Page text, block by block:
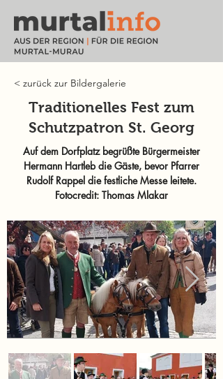
< zurück zur Bildergalerie
Traditionelles Fest zum
Schutzpatron St. Georg
Auf dem Dorfplatz begrüßte Bürgermeister
Hermann Hartleb die Gäste, bevor Pfarrer
Rudolf Rappel die festliche Messe leitete.
Fotocredit: Thomas Mlakar